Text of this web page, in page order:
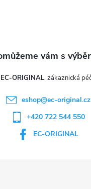
EC-ORIGINAL
eshop@ec-original.cz
+420 722 544 550
EC-ORIGINAL